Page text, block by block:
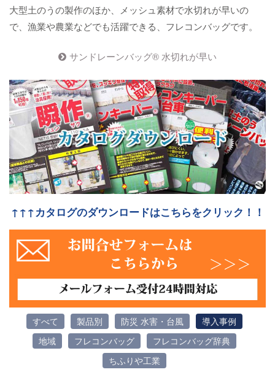
大型土のうの製作のほか、メッシュ素材で水切れが早いの
で、漁業や農業などでも活躍できる、フレコンバッグです。
サンドレーンバッグ® 水切れが早い
↑↑↑カタログのダウンロードはこちらをクリック！！
すべて 製品別 防災 水害・台風
導入事例
地域
フレコンバッグ
フレコンバッグ辞典
ちふりや工業